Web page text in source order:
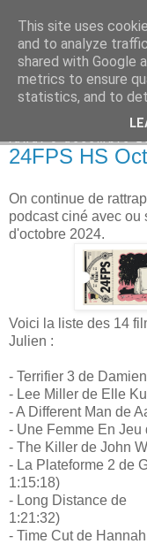
Bepod
24FPS HS
On continue de
podcast ciné avec ou
d'octobre 2024.
Voici la liste des 14
Julien :
- Terrifier 3 de
- Lee Miller de Elle
- A Different Man de
- Une Femme En Jeu
- The Killer de John
- La Plateforme 2 de
1:15:18)
- Long Distance de
1:21:32)
- Time Cut de
This site uses
and to analyze
shared with Google
metrics to ensure
statistics, and to